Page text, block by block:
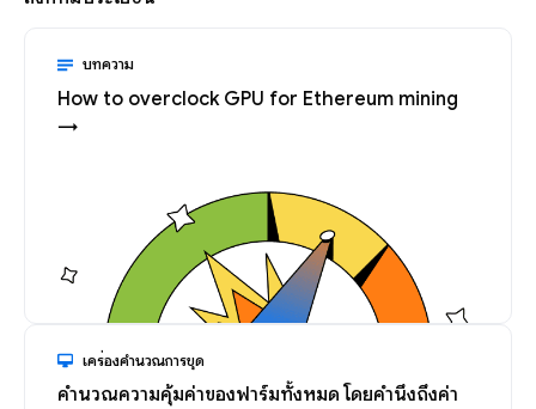
บทความ
How to overclock GPU for Ethereum mining
→
เครื่องคำนวณการขุด
คำนวณความคุ้มค่าของฟาร์มทั้งหมด โดยคำนึงถึงค่า